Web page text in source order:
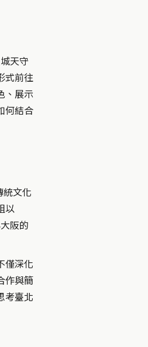
城天守
式前往
、展示
何結合
統文化
以
大阪的
僅深化
作與簡
考臺北